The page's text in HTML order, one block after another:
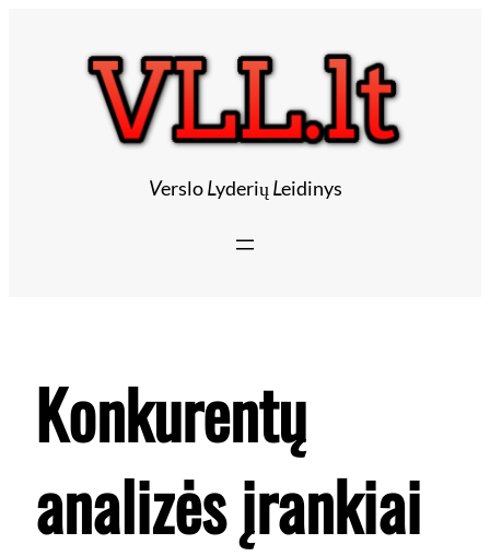
VersloLyderių Leidinys
Konkurentų
analizės įrankiai